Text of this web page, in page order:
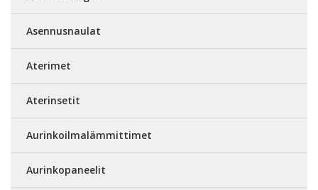
Asennusnaulat
Aterimet
Aterinsetit
Aurinkoilmalämmittimet
Aurinkopaneelit